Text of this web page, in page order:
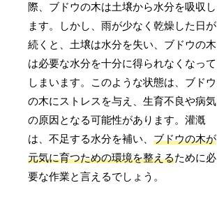
際、ブドウの木は土壌から水分を吸収し
ます。しかし、雨が少なく乾燥した日が
続くと、土壌は水分を失い、ブドウの木
は必要な水分を十分に得られなくなって
しまいます。このような状態は、ブドウ
の木にストレスを与え、生育不良や病気
の原因となる可能性があります。灌漑
は、不足する水分を補い、ブドウの木が
元気に育つための環境を整えるために必
要な作業と言えるでしょう。